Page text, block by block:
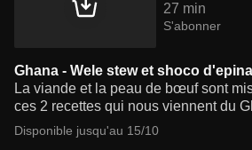
27 min
S'abonner
Ghana - Wele stew et shoco
La viande et la peau de bœuf sont
ces 2 recettes qui nous viennent du
Disponible jusqu'au 15/10